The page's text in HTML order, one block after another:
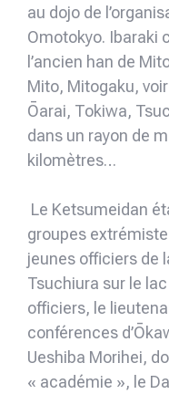
au dojo de
Omotokyo. Ibaraki
l’ancien han de
Mito, Mitogaku,
Ōarai, Tokiwa,
dans un rayon de
kilomètres…
Le Ketsumeidan
groupes
jeunes officiers de
Tsuchiura sur le
officiers, le
conférences
Ueshiba Morihei,
« académie », le